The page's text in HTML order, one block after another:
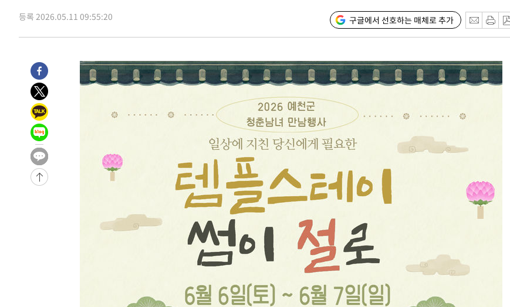
1시간 전 >콜롬비아 신임 우파 대통령 취임 하루만에 차량폭탄 폭발 사건
3시간 전 >튀르키예 외무장관, "메카 3국 방위협정은 이란이 목표 아냐 " 밝혀
5시간 전 >
[속보]美중부 사령관, 이스라엘 긴급방문 다중화된 전선 상황 논의
-29994초 전 >
이강인 ATM 입단식에 '상암벌 들썩'…"세계적인 선수 되길"
-28990초 전 >
태풍 돌핀, 중 저장성 타이저우시 해안에 상륙 (1보)
-26336초 전 >
AT마드리드 데뷔 앞둔 이강인, 맨시티전 선발 대신 '벤치 시작'
-24966초 전 >
[속보]與 강원·TK 당원투표 합산 김민석 48.54%로 승리…정청래
44.40%
-24300초 전 >
與 강원·TK 당원투표 합산 김민석 46.01%로 승리…정청래
44.53%
-24140초 전 >
[속보]與전대 권리당원투표…강원·경북 김민석, 대구 정청래 승리
-23947초 전 >
[속보]與 당대표 경선, 경북 권리당원 투표 김민석 47.37%·정청래
[속보]與 당대표 경선, 대구 권리당원 투표 정청래 47.82%·김민석
[속보]與 당대표 경선, 강원 권리당원 투표 김민석 승리…50.30%
"일본축구협회, 대한축구협회 성 접대 의혹 심판 조사"
[속보]장은수, KLPGA 제주삼다수 역전 우승…데뷔 10년 차에 첫
"얼마나 더웠으면"…안동 물길공원서 헤엄친 구렁이 '소동'
손흥민, 68분 뛰고 2경기 침묵…LAFC, 톨루카에 1-0 승리(종합)
'2경기 연속 침묵' 손흥민, 톨루카전 68분만 뛰고 슈팅 0개
등록 2026.05.11 09:55:20 구글에서 선호하는 매체로 추가